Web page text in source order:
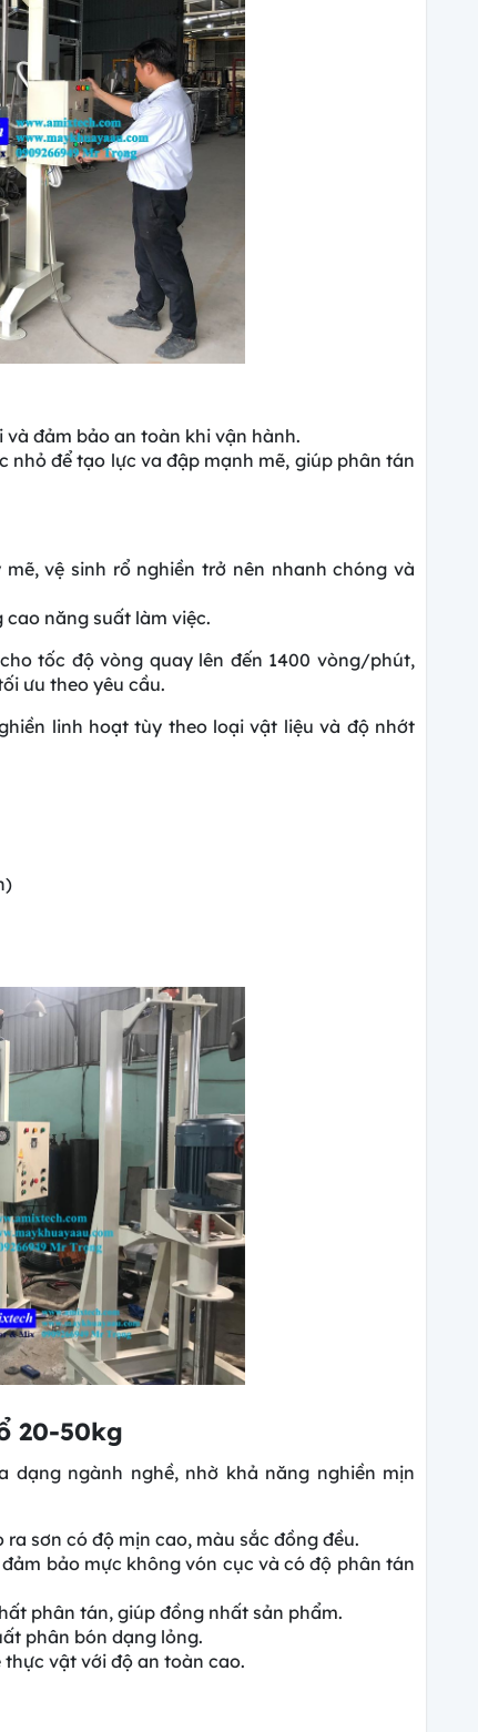
đảm bảo an toàn khi vận hành.
nhỏ để tạo lực va đập mạnh mẽ, giúp phân tán
vệ sinh rổ nghiền trở nên nhanh chóng và
năng suất làm việc.
tốc độ vòng quay lên đến 1400 vòng/phút,
ưu theo yêu cầu.
linh hoạt tùy theo loại vật liệu và độ nhớt
20-50kg
ngành nghề, nhờ khả năng nghiền mịn
sơn có độ mịn cao, màu sắc đồng đều.
bảo mực không vón cục và có độ phân tán
phân tán, giúp đồng nhất sản phẩm.
phân bón dạng lỏng.
vật với độ an toàn cao.